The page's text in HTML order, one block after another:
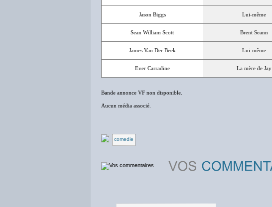
Jason Biggs Lui-même
Sean William Scott Brent Seann
James Van Der Beek Lui-même
Ever Carradine La mère de Jay
Bande annonce VF non disponible.
Aucun média associé.
comedie